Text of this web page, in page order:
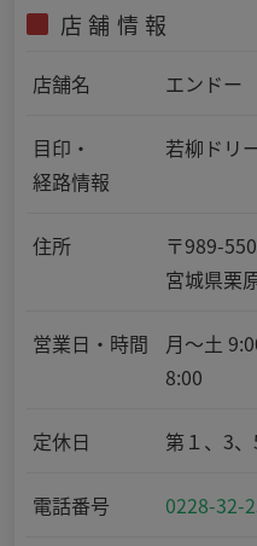
店舗情報
店舗名 エンドー
目印・
経路情報
若柳ドリ
住所
〒989-
宮城県栗
営業日・時間
月～土
8:00
定休日 第１、3
電話番号 0228-32-